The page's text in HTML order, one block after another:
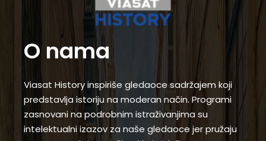
O nama
Viasat History inspiriše gledaoce sadržajem koji
predstavlja istoriju na moderan način. Programi
zasnovani na podrobnim istraživanjima su
intelektualni izazov za naše gledaoce jer pružaju